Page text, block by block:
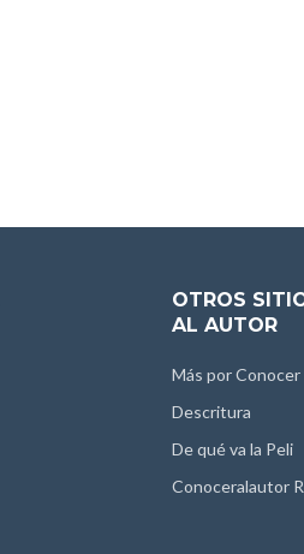
OTROS
AL AUTOR
Más por Conocer
Descritura
De qué va la Peli
Conoceralautor